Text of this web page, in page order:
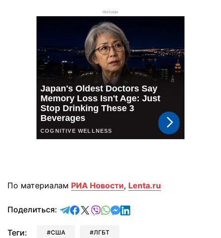
РЕКЛАМА
По материалам РИА Новости, Lenta.ru
Поделиться: отправить в Telegram
поделиться в Facebook
поделиться в X
отправить в Viber
отправить в Whatsapp
отправить в Messenger
отправить в LinkedIn
Теги: США ЛГБТ